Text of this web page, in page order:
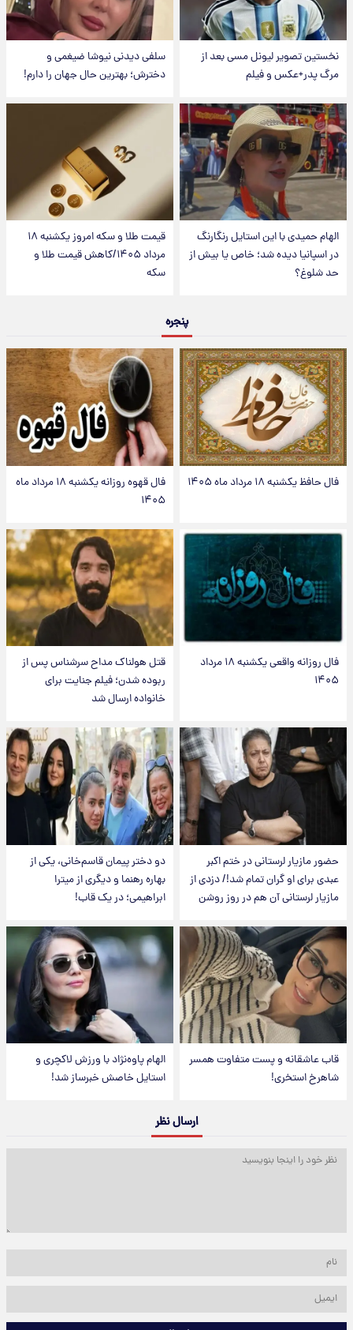
نخستین تصویر لیونل مسی بعد از
مرگ پدر+عکس و فیلم
سلفی دیدنی نیوشا ضیغمی و
دخترش؛ بهترین حال جهان را دارم!
الهام حمیدی با این استایل رنگارنگ
در اسپانیا دیده شد؛ خاص یا بیش از
حد شلوغ؟
قیمت طلا و سکه امروز یکشنبه ۱۸
مرداد ۱۴۰۵/کاهش قیمت طلا و
سکه
پنجره
فال حافظ یکشنبه ۱۸ مرداد ماه ۱۴۰۵
فال قهوه روزانه یکشنبه ۱۸ مرداد ماه
۱۴۰۵
فال روزانه واقعی یکشنبه ۱۸ مرداد
۱۴۰۵
قتل هولناک مداح سرشناس پس از
ربوده شدن؛ فیلم جنایت برای
خانواده ارسال شد
حضور مازیار لرستانی در ختم اکبر
عبدی برای او گران تمام شد!/ دزدی از
مازیار لرستانی آن هم در روز روشن
دو دختر پیمان قاسم‌خانی، یکی از
بهاره رهنما و دیگری از میترا
ابراهیمی؛ در یک قاب!
قاب عاشقانه و پست متفاوت همسر
شاهرخ استخری!
الهام پاوه‌نژاد با ورزش لاکچری و
استایل خاصش خبرساز شد!
ارسال نظر